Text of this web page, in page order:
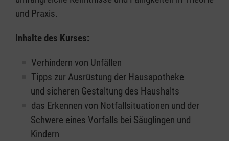
und Praxis.
Inhalte des Kurses:
Verhindern von Unfällen
Tipps zur Ausrüstung der Hausapotheke
und sicheren Gestaltung des Haushalts
das Erkennen von Notfallsituationen und der
Schwere eines Vorfalls bei Säuglingen und
Kindern